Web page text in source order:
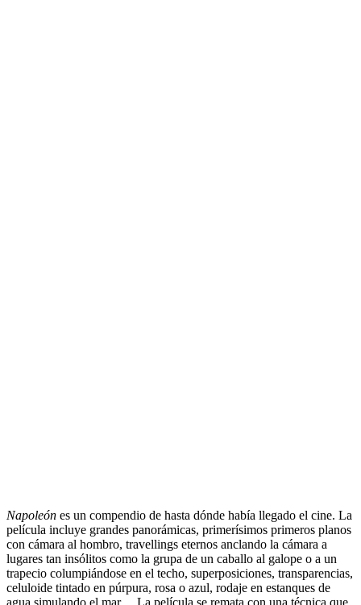
Napoleón es un compendio de hasta dónde había llegado el cine. La
película incluye grandes panorámicas, primerísimos primeros planos
con cámara al hombro, travellings eternos anclando la cámara a
lugares tan insólitos como la grupa de un caballo al galope o a un
trapecio columpiándose en el techo, superposiciones, transparencias,
celuloide tintado en púrpura, rosa o azul, rodaje en estanques de